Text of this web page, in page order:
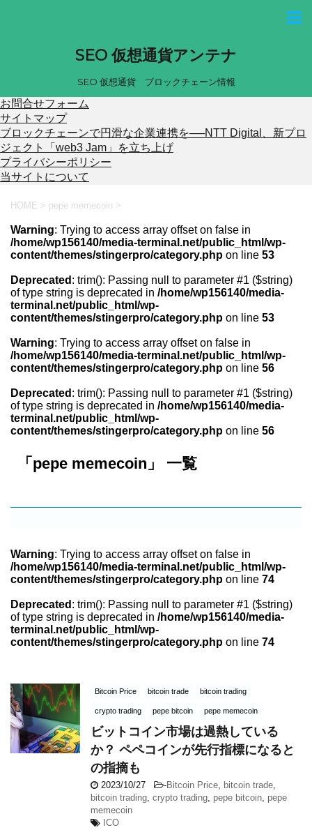
SEO 仮想通貨アンテナ
SEO 仮想通貨 ブロックチェーン情報
お問合せフォーム
サイトマップ
ブロックチェーンで円滑な企業連携を──NTT Digital、新プロ
ジェクト「web3 Jam」を立ち上げ
プライバシーポリシー
当サイトについて
HOME > pepe memecoin >
Warning: Trying to access array offset on false in
/home/wp156140/media-terminal.net/public_html/wp-
content/themes/stingerpro/category.php on line 53
Deprecated : trim(): Passing null to parameter #1 ($string)
of type string is deprecated in /home/wp156140/media-
terminal.net/public_html/wp-
content/themes/stingerpro/category.php on line 53
Warning: Trying to access array offset on false in
/home/wp156140/media-terminal.net/public_html/wp-
content/themes/stingerpro/category.php on line 56
Deprecated : trim(): Passing null to parameter #1 ($string)
of type string is deprecated in /home/wp156140/media-
terminal.net/public_html/wp-
content/themes/stingerpro/category.php on line 56
「pepe memecoin」 一覧
Warning: Trying to access array offset on false in
/home/wp156140/media-terminal.net/public_html/wp-
content/themes/stingerpro/category.php on line 74
Deprecated : trim(): Passing null to parameter #1 ($string)
of type string is deprecated in /home/wp156140/media-
terminal.net/public_html/wp-
content/themes/stingerpro/category.php on line 74
Bitcoin Price bitcoin trade bitcoin trading
crypto trading pepe bitcoin pepe memecoin
ビットコイン市場は過熱している
か？ ペペコインが先行指標になると
の指摘も
2023/10/27 -Bitcoin Price bitcoin trade
bitcoin trading crypto trading pepe bitcoin pepe
memecoin
ICO